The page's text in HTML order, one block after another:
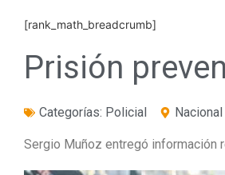
[rank_math_breadcrumb]
Prisión
Categorías: Policial Nacional
Sergio Muñoz entregó información